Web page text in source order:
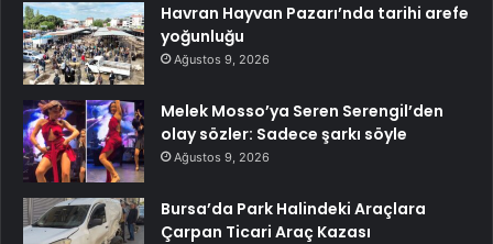
Havran Hayvan Pazarı’nda tarihi arefe
yoğunluğu
Ağustos 9, 2026
Melek Mosso’ya Seren Serengil’den
olay sözler: Sadece şarkı söyle
Ağustos 9, 2026
Bursa’da Park Halindeki Araçlara
Çarpan Ticari Araç Kazası